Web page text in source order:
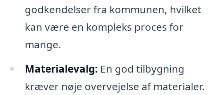
godkendelser fra kommunen, hvilket
kan være en kompleks proces for
mange.
Materialevalg: En god tilbygning
kræver nøje overvejelse af materialer.